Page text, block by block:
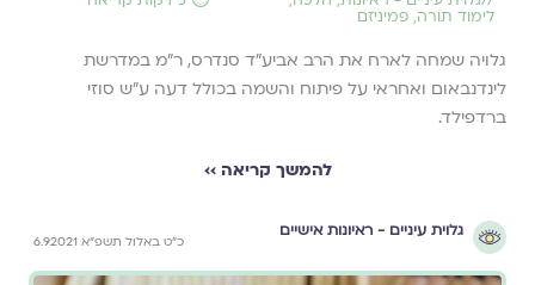
לימוד תורה, פמיניזם
גלויה שמחה לארח את הרב אביע"ד סנדרס, ר"מ במדרשת
לינדנבאום ואחראי על פיתוח והשמה בכולל דעה ע"ש סוזי
ברדפילד.
להמשך קריאה ››
גלוית עיניים - ראיונות אישיים
כ"ט באלול תשפ"א 6.9.2021